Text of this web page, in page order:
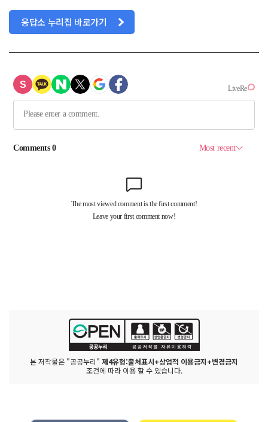
응답소 누리집 바로가기
본 저작물은 "공공누리" 제4유형:출처표시+상업적 이용금지+변경금지
조건에 따라 이용 할 수 있습니다.